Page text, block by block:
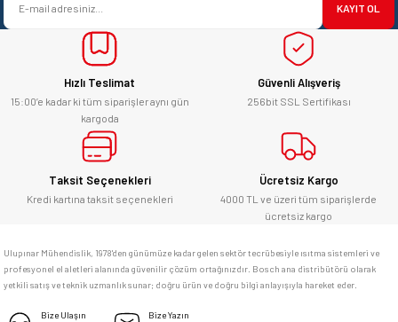
KAYIT OL
Hızlı Teslimat
15:00’e kadar ki tüm siparişler aynı gün
kargoda
Güvenli Alışveriş
256bit SSL Sertifikası
Taksit Seçenekleri
Kredi kartına taksit seçenekleri
Ücretsiz Kargo
4000 TL ve üzeri tüm siparişlerde
ücretsiz kargo
Ulupınar Mühendislik, 1978'den günümüze kadar gelen sektör tecrübesiyle ısıtma sistemleri ve
profesyonel el aletleri alanında güvenilir çözüm ortağınızdır. Bosch ana distribütörü olarak
yetkili satış ve teknik uzmanlık sunar; doğru ürün ve doğru bilgi anlayışıyla hareket eder.
Bize Ulaşın Bize Yazın